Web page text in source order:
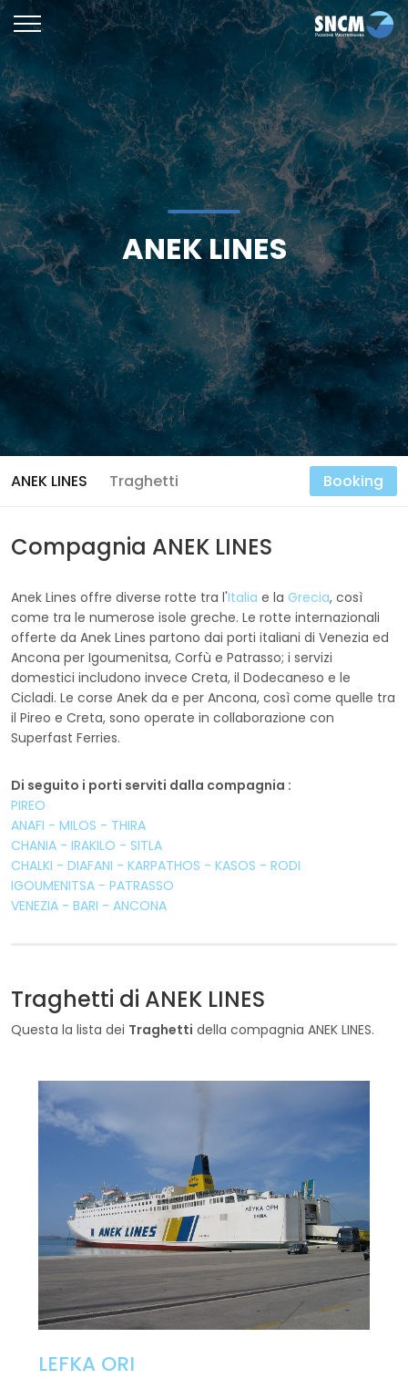
ANEK LINES
ANEK LINES Traghetti Booking
Compagnia ANEK LINES
Anek Lines offre diverse rotte tra l'Italia e la Grecia, così
come tra le numerose isole greche. Le rotte internazionali
offerte da Anek Lines partono dai porti italiani di Venezia ed
Ancona per Igoumenitsa, Corfù e Patrasso; i servizi
domestici includono invece Creta, il Dodecaneso e le
Cicladi. Le corse Anek da e per Ancona, così come quelle tra
il Pireo e Creta, sono operate in collaborazione con
Superfast Ferries.
Di seguito i porti serviti dalla compagnia :
PIREO
ANAFI - MILOS - THIRA
CHANIA - IRAKILO - SITLA
CHALKI - DIAFANI - KARPATHOS - KASOS - RODI
IGOUMENITSA - PATRASSO
VENEZIA - BARI - ANCONA
Traghetti di ANEK LINES
Questa la lista dei Traghetti della compagnia ANEK LINES.
LEFKA ORI